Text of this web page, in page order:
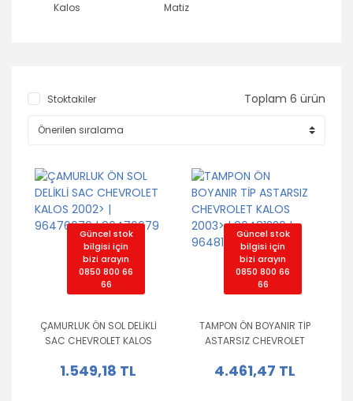
Kalos Matiz
Stoktakiler Toplam 6 ürün
Güncel stok
bilgisi için
bizi arayın
0850 800 66
66
ÇAMURLUK ÖN SOL DELİKLİ
SAC CHEVROLET KALOS
96476679
1.549,18 TL
Güncel stok
bilgisi için
bizi arayın
0850 800 66
66
TAMPON ÖN BOYANIR TİP
ASTARSIZ CHEVROLET
96481330
4.461,47 TL